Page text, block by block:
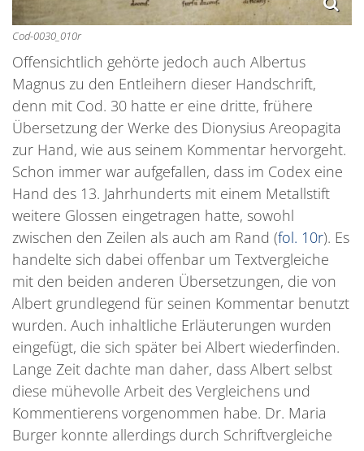
Cod-0030_010r
Offensichtlich gehörte jedoch auch Albertus
Magnus zu den Entleihern dieser Handschrift,
denn mit Cod. 30 hatte er eine dritte, frühere
Übersetzung der Werke des Dionysius Areopagita
zur Hand, wie aus seinem Kommentar hervorgeht.
Schon immer war aufgefallen, dass im Codex eine
Hand des 13. Jahrhunderts mit einem Metallstift
weitere Glossen eingetragen hatte, sowohl
zwischen den Zeilen als auch am Rand (fol. 10r). Es
handelte sich dabei offenbar um Textvergleiche
mit den beiden anderen Übersetzungen, die von
Albert grundlegend für seinen Kommentar benutzt
wurden. Auch inhaltliche Erläuterungen wurden
eingefügt, die sich später bei Albert wiederfinden.
Lange Zeit dachte man daher, dass Albert selbst
diese mühevolle Arbeit des Vergleichens und
Kommentierens vorgenommen habe. Dr. Maria
Burger konnte allerdings durch Schriftvergleiche